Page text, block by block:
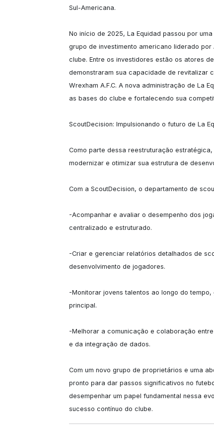
Sul-Americana.
No início de 2025, La Equidad passou por
grupo de investimento americano liderado
clube. Entre os investidores estão os atores
demonstraram sua capacidade de revitalizar
Wrexham A.F.C. A nova administração de La
as bases do clube e fortalecendo sua
ScoutDecision: Impulsionando o futuro de La
Como parte dessa reestruturação
modernizar e otimizar sua estrutura de
Com a ScoutDecision, o departamento de
-Acompanhar e avaliar o desempenho dos
centralizado e estruturado.
-Criar e gerenciar relatórios detalhados de
desenvolvimento de jogadores.
-Monitorar jovens talentos ao longo do
principal.
-Melhorar a comunicação e colaboração
e da integração de dados.
Com um novo grupo de proprietários e uma
pronto para dar passos significativos no
desempenhar um papel fundamental nessa
sucesso contínuo do clube.